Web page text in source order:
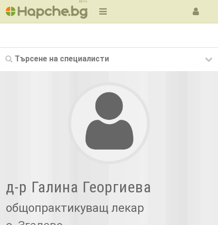
BETA
Търсене на специалисти
д-р Галина Георгиева
общопрактикуващ лекар